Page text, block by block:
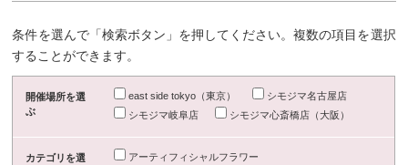
条件を選んで「検索ボタン」を押してください。複数の項目を選択
することができます。
開催場所を選
ぶ
east side tokyo（東京）
シモジマ名古屋店
シモジマ岐阜店
シモジマ心斎橋店（大阪）
カテゴリを選
アーティフィシャルフラワー